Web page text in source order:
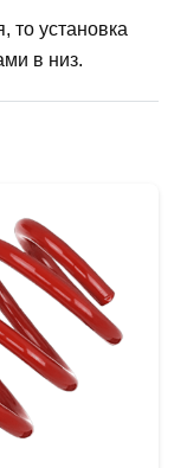
то установка
в низ.